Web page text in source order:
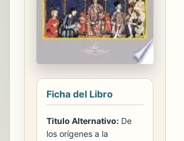
Ficha del Libro
Titulo Alternativo: De
los orígenes a la